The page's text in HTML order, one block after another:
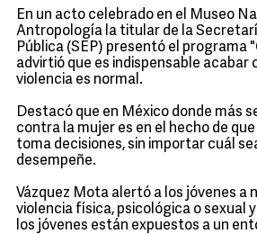
En un acto celebrado en el Museo
Antropología la titular de la
Pública (SEP) presentó el programa
advirtió que es indispensable acabar
violencia es normal.
Destacó que en México donde más
contra la mujer es en el hecho de
toma decisiones, sin importar cuál
desempeñe.
Vázquez Mota alertó a los jóvenes a
violencia física, psicológica o sexual
los jóvenes están expuestos a un